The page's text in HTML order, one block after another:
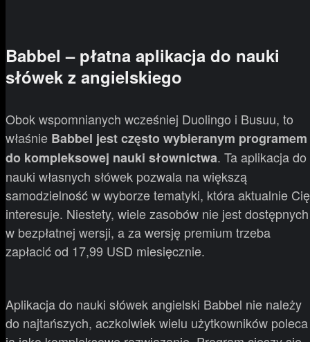
Babbel – płatna aplikacja do nauki
słówek z angielskiego
Obok wspomnianych wcześniej Duolingo i Busuu, to
właśnie Babbel jest często wybieranym programem
do kompleksowej nauki słownictwa. Ta aplikacja do
nauki własnych słówek pozwala na większą
samodzielność w wyborze tematyki, która aktualnie Cię
interesuje. Niestety, wiele zasobów nie jest dostępnych
w bezpłatnej wersji, a za wersję premium trzeba
zapłacić od 17,99 USD miesięcznie.
Aplikacja do nauki słówek angielski Babbel nie należy
do najtańszych, aczkolwiek wielu użytkowników poleca